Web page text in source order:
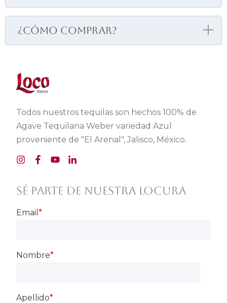
¿Cómo comprar?
Todos nuestros tequilas son hechos 100% de
Agave Tequilana Weber variedad Azul
proveniente de "El Arenal", Jalisco, México.
SÉ PARTE DE NUESTRA LOCURA
Email*
Nombre*
Apellido*